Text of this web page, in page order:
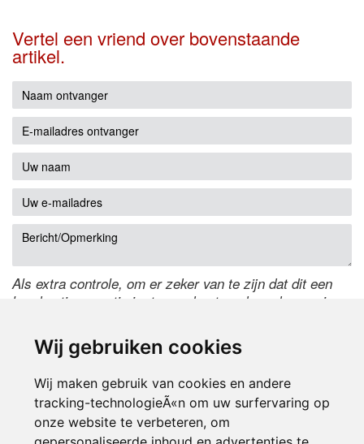
Wij gebruiken cookies
Wij maken gebruik van cookies en andere
tracking-technologieÃ«n om uw surfervaring op
onze website te verbeteren, om
Vertel een vriend over bovenstaande
artikel.
Als extra controle, om er zeker van te zijn dat dit een
handmatige reactie is, typ onderstaande code over in
de code te wijzigen.